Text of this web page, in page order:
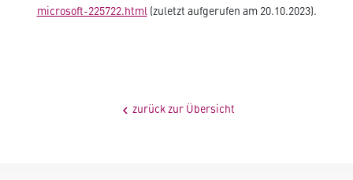
microsoft-225722.html(zuletzt aufgerufen am 20.10.2023).
chevron_left zurück zur Übersicht